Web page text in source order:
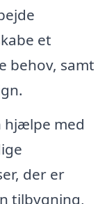
et
behov, samt
hjælpe med
der er
tilbygning,